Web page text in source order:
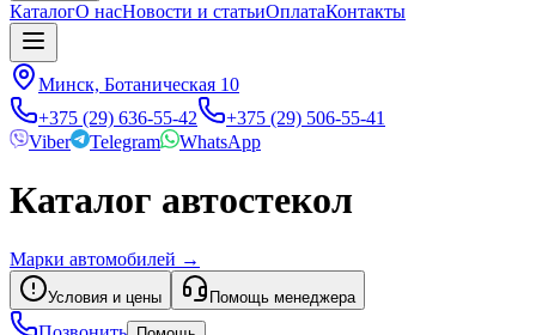
КаталогО насНовости и статьиОплатаКонтакты
Минск, Ботаническая 10
+375 (29) 636-55-42
+375 (29) 506-55-41
Viber
Telegram WhatsApp
Каталог автостекол
Марки автомобилей →
Условия и цены Помощь менеджера